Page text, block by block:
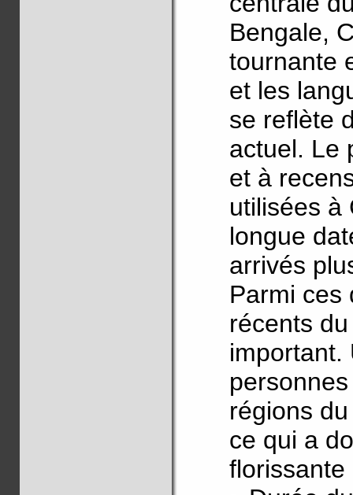
Bengale,
tournante
et les
se reflète
actuel. Le
et à
utilisées à
longue
arrivés
Parmi ces
récents
important.
régions
ce qui a
florissante